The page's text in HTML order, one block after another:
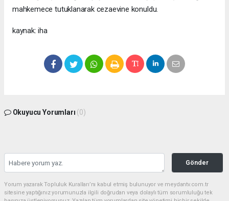
mahkemece tutuklanarak cezaevine konuldu.
kaynak: iha
Okuyucu Yorumları (0)
Gönder
Yorum yazarak Topluluk Kuralları’nı kabul etmiş bulunuyor ve meydantv.com.tr
sitesine yaptığınız yorumunuzla ilgili doğrudan veya dolaylı tüm sorumluluğu tek